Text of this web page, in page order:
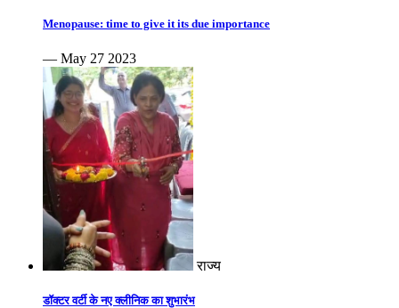
Menopause: time to give it its due importance
— May 27 2023
राज्य
डॉक्टर वर्टी के नए क्लीनिक का शुभारंभ